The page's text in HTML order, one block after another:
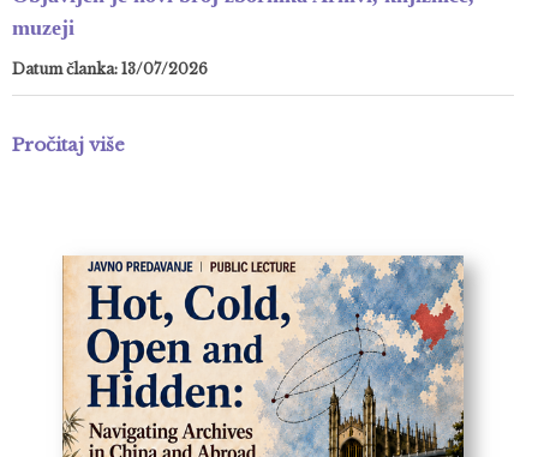
muzeji
Datum članka: 13/07/2026
Pročitaj više